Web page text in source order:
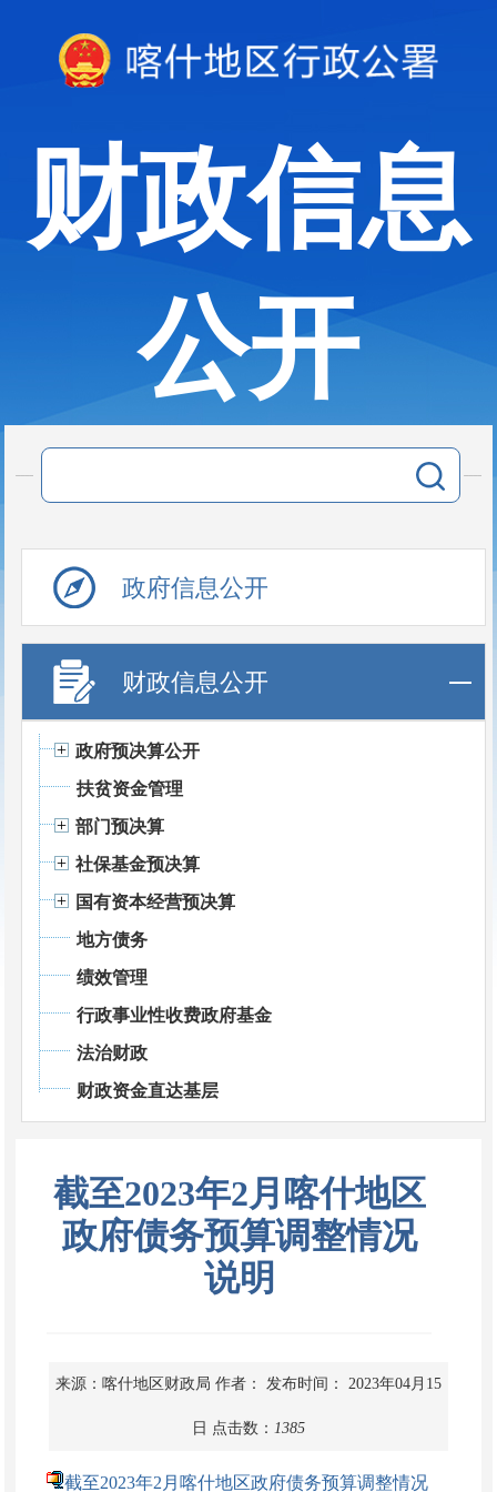
财政信息
公开
政府信息公开
财政信息公开
政府预决算公开
扶贫资金管理
部门预决算
社保基金预决算
国有资本经营预决算
地方债务
绩效管理
行政事业性收费政府基金
法治财政
财政资金直达基层
截至2023年2月喀什地区
政府债务预算调整情况
说明
来源：喀什地区财政局 作者： 发布时间： 2023年04月15
日 点击数： 1385
截至2023年2月喀什地区政府债务预算调整情况